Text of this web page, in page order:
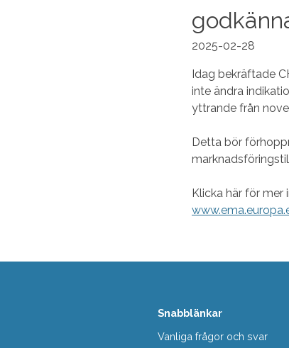
2025-02-28
Idag bekräftade
inte ändra
yttrande från
Detta bör
Klicka här för mer
Snabblänkar
Vanliga frågor och svar